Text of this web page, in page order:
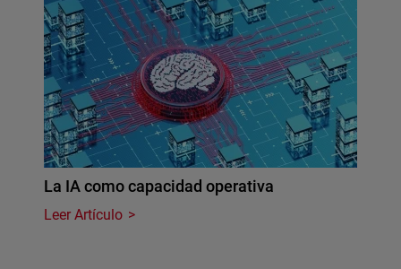
La IA como capacidad operativa
Leer Artículo